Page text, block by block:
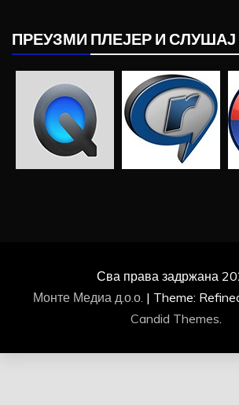
ПРЕУЗМИ ПЛЕЈЕР И
Сва права задржана
Монте Медиа д.о.о. | Theme:
Candid Themes.